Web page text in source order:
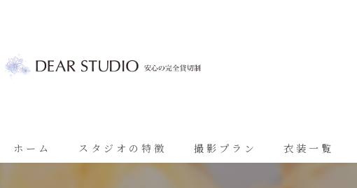
ホーム スタジオの特徴 撮影プラン 衣装一覧